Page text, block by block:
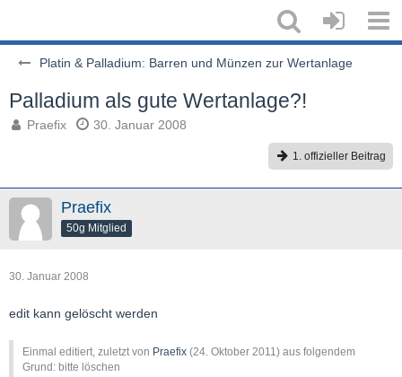
Platin & Palladium: Barren und Münzen zur Wertanlage
Palladium als gute Wertanlage?!
Praefix 30. Januar 2008
1. offizieller Beitrag
Praefix
50g Mitglied
30. Januar 2008
edit kann gelöscht werden
Einmal editiert, zuletzt von Praefix (24. Oktober 2011) aus folgendem
Grund: bitte löschen